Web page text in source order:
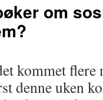
om
kommet
denne uken